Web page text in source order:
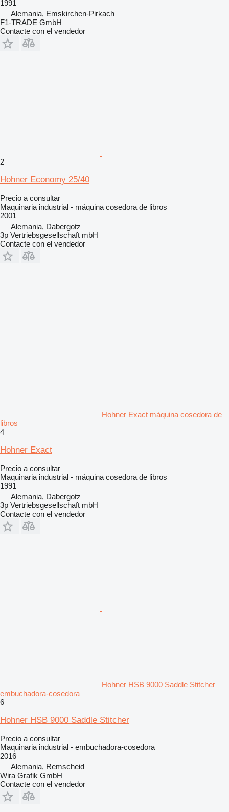
1991
Alemania, Emskirchen-Pirkach
F1-TRADE GmbH
Contacte con el vendedor
2
Hohner Economy 25/40
Precio a consultar
Maquinaria industrial - máquina cosedora de libros
2001
Alemania, Dabergotz
3p Vertriebsgesellschaft mbH
Contacte con el vendedor
Hohner Exact máquina cosedora de
libros
4
Hohner Exact
Precio a consultar
Maquinaria industrial - máquina cosedora de libros
1991
Alemania, Dabergotz
3p Vertriebsgesellschaft mbH
Contacte con el vendedor
Hohner HSB 9000 Saddle Stitcher
embuchadora-cosedora
6
Hohner HSB 9000 Saddle Stitcher
Precio a consultar
Maquinaria industrial - embuchadora-cosedora
2016
Alemania, Remscheid
Wira Grafik GmbH
Contacte con el vendedor